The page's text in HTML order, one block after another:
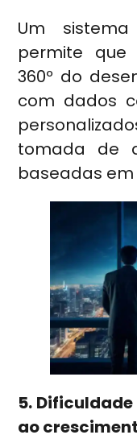
Um
permite
360º do
com dados
tomada de
baseadas em
5.
ao